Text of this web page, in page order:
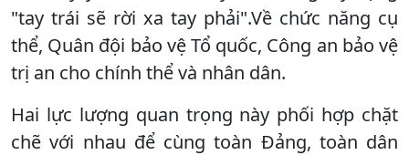
"tay trái sẽ rời xa tay phải".Về chức năng cụ
thể, Quân đội bảo vệ Tổ quốc, Công an bảo vệ
trị an cho chính thể và nhân dân.
Hai lực lượng quan trọng này phối hợp chặt
chẽ với nhau để cùng toàn Đảng, toàn dân